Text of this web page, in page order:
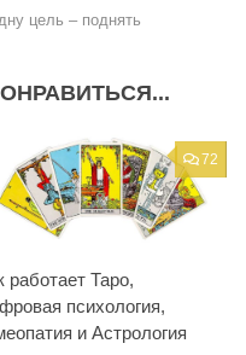
цель – поднять
72
работает Таро,
психология,
и Астрология